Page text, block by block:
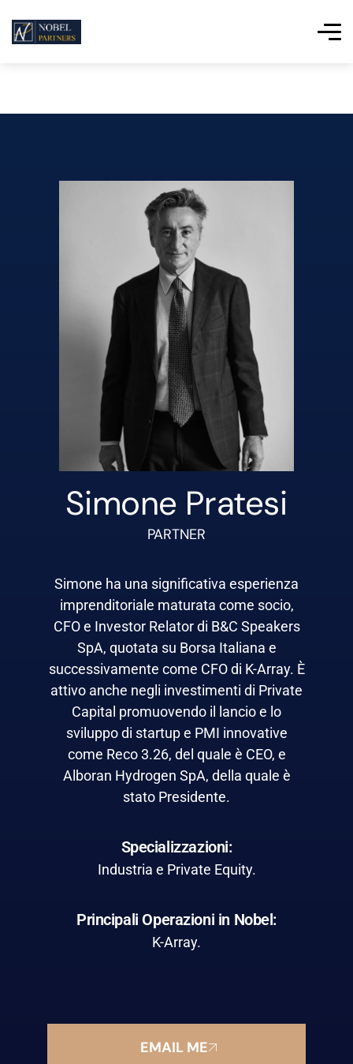
PARTNER
Simone Pratesi
Simone ha una significativa esperienza
imprenditoriale maturata come socio,
CFO e Investor Relator di B&C Speakers
SpA, quotata su Borsa Italiana e
successivamente come CFO di K-Array. È
attivo anche negli investimenti di Private
Capital promuovendo il lancio e lo
sviluppo di startup e PMI innovative
come Reco 3.26, del quale è CEO, e
Alboran Hydrogen SpA, della quale è
stato Presidente.
Specializzazioni:
Industria e Private Equity.
Principali Operazioni in Nobel:
K-Array.
EMAIL ME